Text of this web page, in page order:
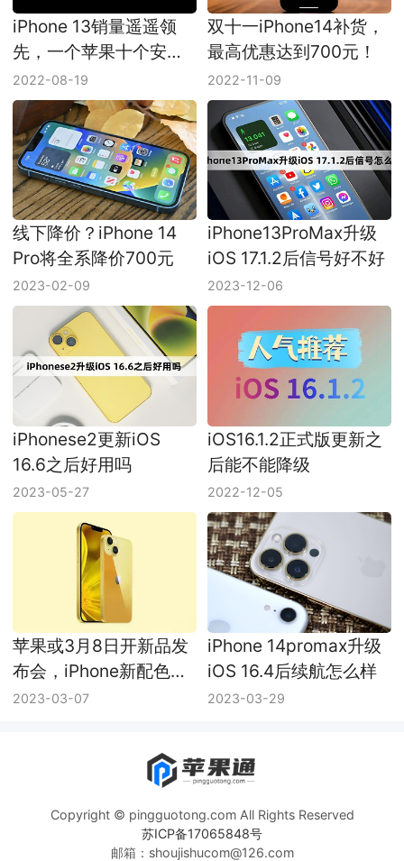
iPhone 13销量遥遥领
先，一个苹果十个安
卓！
2022-08-19
双十一iPhone14补货，
最高优惠达到700元！
2022-11-09
线下降价？iPhone 14
Pro将全系降价700元
2023-02-09
iPhone13ProMax升级
iOS 17.1.2后信号好不好
2023-12-06
iPhonese2更新iOS
16.6之后好用吗
2023-05-27
iOS16.1.2正式版更新之
后能不能降级
2022-12-05
苹果或3月8日开新品发
布会，iPhone新配色成
主角
2023-03-07
iPhone 14promax升级
iOS 16.4后续航怎么样
2023-03-29
Copyright © pingguotong.com All Rights Reserved
苏ICP备17065848号
邮箱：shoujishucom@126.com